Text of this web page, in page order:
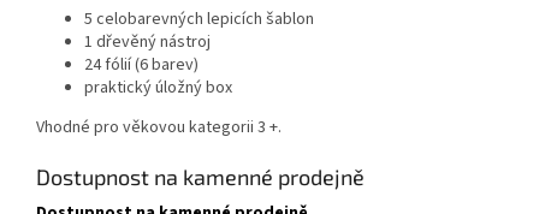
5 celobarevných lepicích šablon
1 dřevěný nástroj
24 fólií (6 barev)
praktický úložný box
Vhodné pro věkovou kategorii 3 +.
Dostupnost na kamenné prodejně